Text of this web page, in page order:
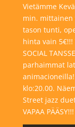
Vietämme
min. mittainen
tason tunti,
hinta vain
SOCIAL
parhaimmat
klo:20.00.
Street jazz
VAPAA